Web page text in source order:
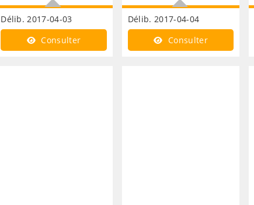
Délib. 2017-04-03
Compétences modification
Consulter
Délib. 2017-04-04
Tourisme office du
tourisme convention
Consulter